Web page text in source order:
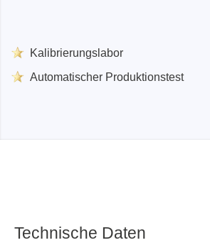
Kalibrierungslabor
Automatischer Produktionstest
Technische Daten